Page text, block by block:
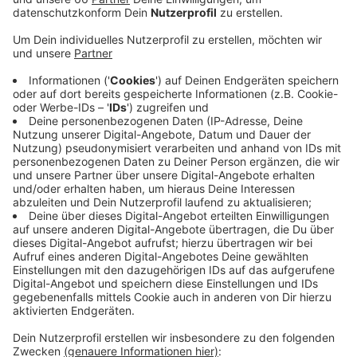
Laut einem Polizeisprecher konnten viele
Auseinandersetzungen nur durch ständige Präsenz und
robustes Auftreten der Beamten eingedämmt werden.
An der Treppe am Burgplatz und am Stiftsplatz
wurden außerdem vereinzelt Flaschen auf Polizisten
und ihre Fahrzeuge geworfen. Die Beamten haben am
Wochenende zahlreiche Personen in der Altstadt
überprüft und Platzverweise ausgesprochen. Die
verschiedenen Demos am Samstagnachmittag seien
dagegen weitgehend friedlich gewesen.